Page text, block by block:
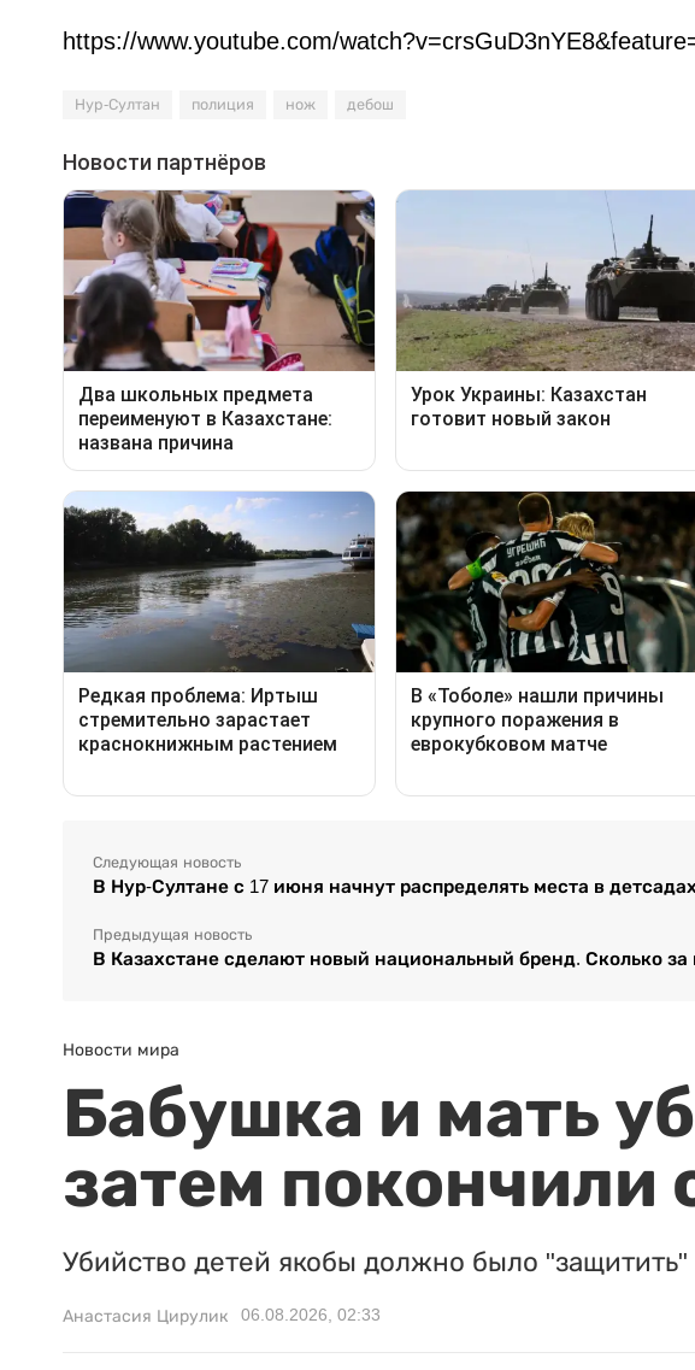
https://www.youtube.com/
Нур-Султан полиция нож дебош
Следующая новость
В Нур-Султане с 17 июня начнут распределять места в детсадах
Предыдущая новость
В Казахстане сделают новый национальный бренд. Сколько за
Новости мира
Бабушка и мать
затем покончили
Убийство детей якобы должно было "защитить"
Анастасия Цирулик 06.08.2026, 02:33